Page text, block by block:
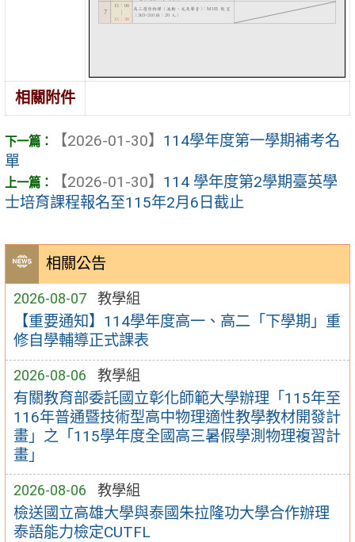
相關公告
2026-08-07 教學組
【重要通知】114學年度高一、高二「下學期」重
修自學輔導正式課表
2026-08-06 教學組
有關教育部委託國立彰化師範大學辦理「115年至
116年普通暨技術型高中物理適性教學教材開發計
畫」之「115學年度全國高三暑假學測物理複習計
畫」
2026-08-06 教學組
檢送國立高雄大學與泰國朱拉隆功大學合作辦理
泰語能力檢定CUTFL
相關附件
【2026-01-30】 114學年度第一學期補考名
單
【2026-01-30】 114 學年度第2學期臺英學
士培育課程報名至115年2月6日截止